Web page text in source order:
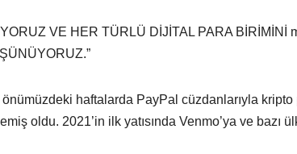
VE HER TÜRLÜ DİJİTAL PARA BİRİMİNİ
haftalarda PayPal cüzdanlarıyla kripto
oldu. 2021’in ilk yatısında Venmo’ya ve bazı